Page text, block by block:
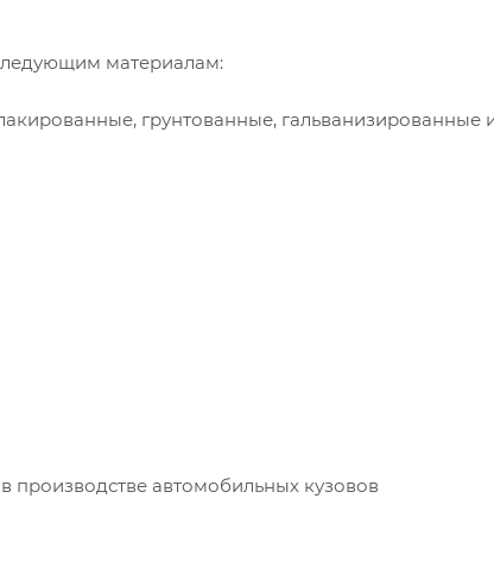
материалам:
грунтованные,
автомобильных кузовов